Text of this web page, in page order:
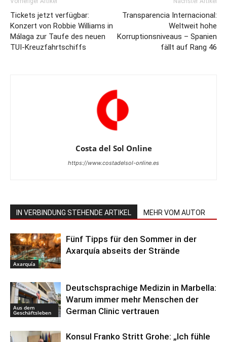
Tickets jetzt verfügbar:
Konzert von Robbie Williams in
Málaga zur Taufe des neuen
TUI-Kreuzfahrtschiffs
Transparencia Internacional:
Weltweit hohe
Korruptionsniveaus – Spanien
fällt auf Rang 46
Costa del Sol Online
https://www.costadelsol-online.es
IN VERBINDUNG STEHENDE ARTIKEL MEHR VOM AUTOR
Axarquía
Fünf Tipps für den Sommer in der
Axarquía abseits der Strände
Aus dem
Geschäftsleben
Deutschsprachige Medizin in Marbella:
Warum immer mehr Menschen der
German Clinic vertrauen
Konsul Franko Stritt Grohe: „Ich fühle